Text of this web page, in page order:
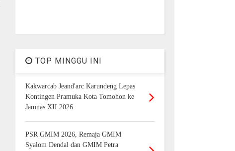
TOP MINGGU INI
Kakwarcab Jeand'arc Karundeng Lepas
Kontingen Pramuka Kota Tomohon ke
Jamnas XII 2026
PSR GMIM 2026, Remaja GMIM
Syalom Dendal dan GMIM Petra